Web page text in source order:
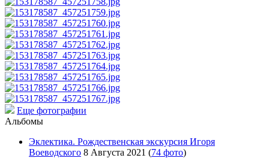
Еще фотографии
Альбомы
Эклектика. Рождественская экскурсия Игоря
Воеводского 8 Августа 2021 (74 фото)